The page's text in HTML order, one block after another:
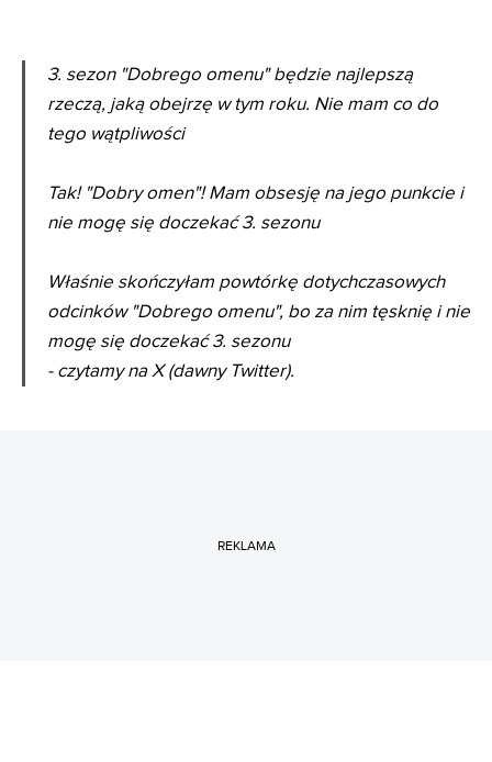
3. sezon "Dobrego omenu" będzie najlepszą
rzeczą, jaką obejrzę w tym roku. Nie mam co do
tego wątpliwości
Tak! "Dobry omen"! Mam obsesję na jego punkcie i
nie mogę się doczekać 3. sezonu
Właśnie skończyłam powtórkę dotychczasowych
odcinków "Dobrego omenu", bo za nim tęsknię i nie
mogę się doczekać 3. sezonu
- czytamy na X (dawny Twitter).
REKLAMA